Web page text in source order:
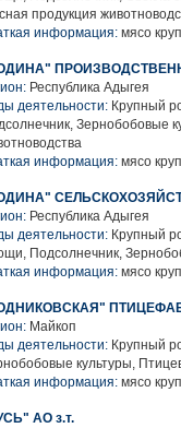
продукция
информация: мясо
Республика Адыгея
деятельности: Крупный
Зернобобовые
информация: мясо
Республика Адыгея
деятельности: Крупный
Подсолнечник,
информация: мясо
Майкоп
деятельности: Крупный
культуры,
информация: мясо
АО з.т.